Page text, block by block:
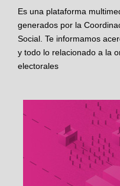
Es una plataforma
generados por la
Social. Te informamos
y todo lo relacionado a la
electorales